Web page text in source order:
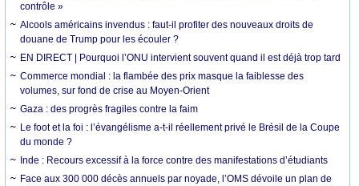
contrôle »
Alcools américains invendus : faut-il profiter des nouveaux droits de
douane de Trump pour les écouler ?
EN DIRECT | Pourquoi l’ONU intervient souvent quand il est déjà trop tard
Commerce mondial : la flambée des prix masque la faiblesse des
volumes, sur fond de crise au Moyen-Orient
Gaza : des progrès fragiles contre la faim
Le foot et la foi : l’évangélisme a-t-il réellement privé le Brésil de la Coupe
du monde ?
Inde : Recours excessif à la force contre des manifestations d’étudiants
Face aux 300 000 décès annuels par noyade, l’OMS dévoile un plan de